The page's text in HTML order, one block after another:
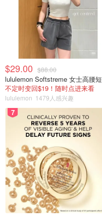
$29.00 $88.00
不定时变回$19！随时点进来看
lululemon 1479人感兴趣
7